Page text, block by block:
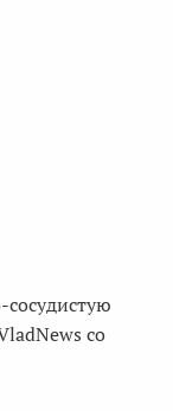
со